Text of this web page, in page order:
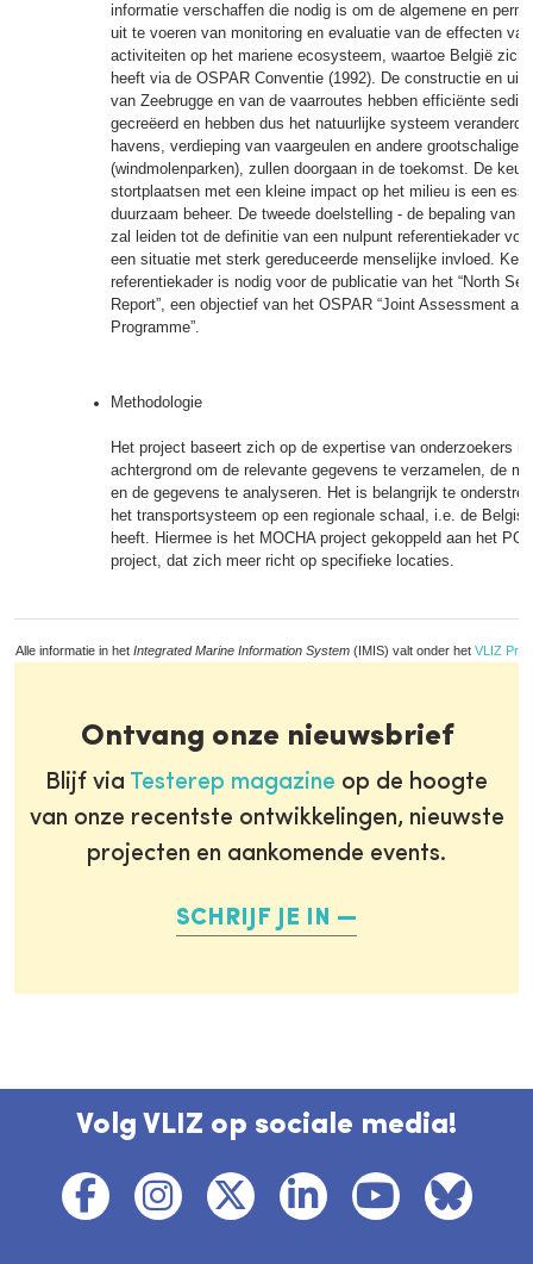
informatie verschaffen die nodig is om de algemene en
uit te voeren van monitoring en evaluatie van de effecten
activiteiten op het mariene ecosysteem, waartoe België zich
heeft via de OSPAR Conventie (1992). De constructie en
van Zeebrugge en van de vaarroutes hebben efficiënte
gecreëerd en hebben dus het natuurlijke systeem veranderd.
havens, verdieping van vaargeulen en andere grootschalige
(windmolenparken), zullen doorgaan in de toekomst. De
stortplaatsen met een kleine impact op het milieu is een
duurzaam beheer. De tweede doelstelling - de bepaling van
zal leiden tot de definitie van een nulpunt referentiekader
een situatie met sterk gereduceerde menselijke invloed.
referentiekader is nodig voor de publicatie van het “North
Report”, een objectief van het OSPAR “Joint Assessment
Programme”.
Methodologie
Het project baseert zich op de expertise van onderzoekers
achtergrond om de relevante gegevens te verzamelen, de
en de gegevens te analyseren. Het is belangrijk te
het transportsysteem op een regionale schaal, i.e. de
heeft. Hiermee is het MOCHA project gekoppeld aan het
project, dat zich meer richt op specifieke locaties.
Alle informatie in het Integrated Marine Information System (IMIS) valt onder het VLIZ
Ontvang onze nieuwsbrief
Blijf via Testerep magazine op de hoogte
van onze recentste ontwikkelingen, nieuwste
projecten en aankomende events.
SCHRIJF JE IN
Volg VLIZ op sociale media!